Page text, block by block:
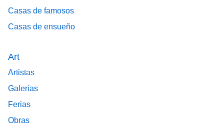
Casas de famosos
Casas de ensueño
Art
Artistas
Galerías
Ferias
Obras